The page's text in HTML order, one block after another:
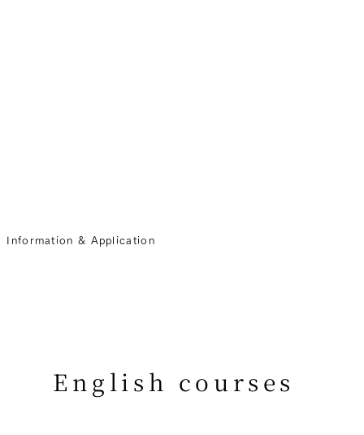
Information & Application
English courses